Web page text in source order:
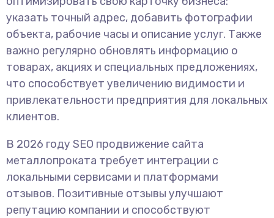
указать точный адрес, добавить фотографии
объекта, рабочие часы и описание услуг. Также
важно регулярно обновлять информацию о
товарах, акциях и специальных предложениях,
что способствует увеличению видимости и
привлекательности предприятия для локальных
клиентов.
В 2026 году SEO продвижение сайта
металлопроката требует интеграции с
локальными сервисами и платформами
отзывов. Позитивные отзывы улучшают
репутацию компании и способствуют